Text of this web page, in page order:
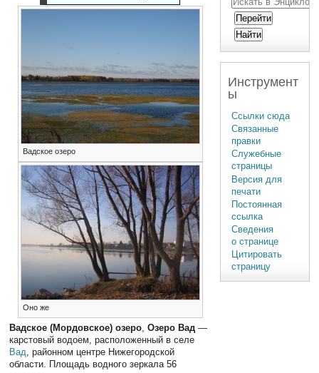
Вадское озеро
Оно же
Вадское (Мордовское) озеро,Озеро Вад —
карстовый водоем, расположенный в селе
Вад, районном центре Нижегородской
области. Площадь водного зеркала 56
Инструмент
ы
Ссылки сюда
Связанные
правки
Служебные
страницы
Версия для
печати
Постоянная
ссылка
Сведения
о странице
Цитировать
страницу